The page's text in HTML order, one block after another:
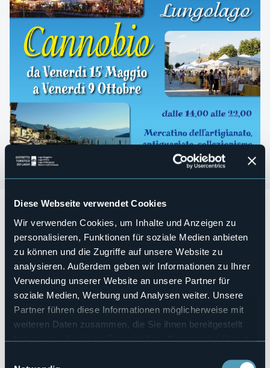
Diese Webseite verwendet Cookies
Wir verwenden Cookies, um Inhalte und Anzeigen zu
personalisieren, Funktionen für soziale Medien anbieten
zu können und die Zugriffe auf unsere Website zu
analysieren. Außerdem geben wir Informationen zu Ihrer
Verwendung unserer Website an unsere Partner für
soziale Medien, Werbung und Analysen weiter. Unsere
Partner führen diese Informationen möglicherweise mit
weiteren Daten zusammen, die Sie ihnen bereitgestellt
haben oder die sie im Rahmen Ihrer Nutzung der Dienste
Da venerdì 15 Maggio 2026 eper ogni venerdì fino a
venerdì 9 Ottobre, dalle ore 14.00 alle ore 22.00circa ci
le Bancarelle sotto le Stelle!
Si tratta di mercatini dell'artigianato, dell'antiquariato, del
collezionismo e della creatività locale nell'incantevole
cornice del lungolago.
Veranstaltungsmanager
Associazione Arti e Sapori di Nord Ovest e Città di Cannobio
Veranstaltungsort
Lungolago
E-mail